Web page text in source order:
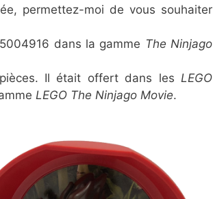
permettez-moi de vous souhaiter
dans la gamme The Ninjago
Il était offert dans les LEGO
LEGO The Ninjago Movie.